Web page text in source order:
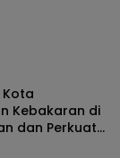
Kebakaran di
dan Perkuat